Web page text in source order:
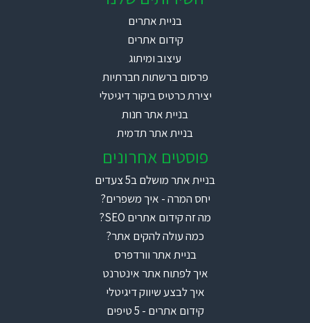
בניית אתרים
קידום אתרים
עיצוב ומיתוג
פרסום ברשתות חברתיות
יצירת כרטיס ביקור דיגיטלי
בניית אתר חנות
בניית אתר תדמית
פוסטים אחרונים
בניית אתר מושלם ב5 צעדים
יחס המרה - איך משפרים?
מה זה קידום אתרים SEO?
כמה עולה להקים אתר?
בניית אתר וורדפרס
איך לפתוח אתר אינטרנט
איך לבצע שיווק דיגיטלי
קידום אתרים - 5 טיפים